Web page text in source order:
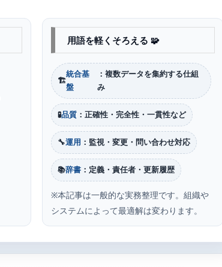
用語を軽くそろえる 🧩
🏗️
統合基
盤
：複数データを集約する仕組
み
🧪品質 ：正確性・完全性・一貫性など
🔧運用 ：監視・変更・問い合わせ対応
📚辞書 ：定義・責任者・更新履歴
※本記事は一般的な実務整理です。組織や
システムによって最適解は変わります。